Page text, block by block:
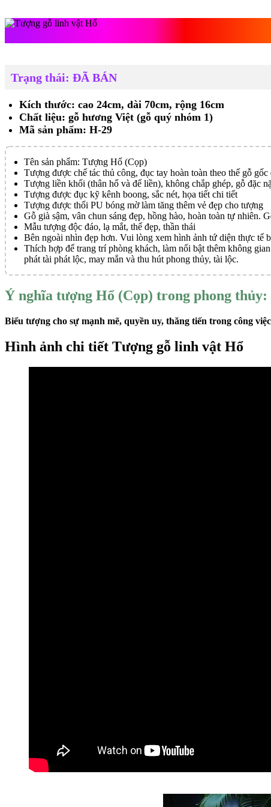
Trạng thái: ĐÃ BÁN
Kích thước: cao 24cm, dài 70cm, rộng 16cm
Chất liệu: gỗ hương Việt (gỗ quý nhóm 1)
Mã sản phẩm: H-29
Tên sản phẩm: Tượng Hổ (Cọp)
Tượng được chế tác thủ công, đục tay hoàn toàn theo thế gỗ gốc
Tượng liền khối (thân hổ và đế liền), không chắp ghép, gỗ đặc
Tượng được đục kỹ kênh boong, sắc nét, họa tiết chi tiết
Tượng được thổi PU bóng mờ làm tăng thêm vẻ đẹp cho tượng
Gỗ già sậm, vân chun sáng đẹp, hồng hào, hoàn toàn tự nhiên.
Mẫu tượng độc đáo, lạ mắt, thế đẹp, thần thái
Bên ngoài nhìn đẹp hơn. Vui lòng xem hình ảnh tứ diện thực tế
Thích hợp để trang trí phòng khách, làm nổi bật thêm không
phát tài phát lộc, may mắn và thu hút phong thủy, tài lộc.
Ý nghĩa tượng Hổ (Cọp) trong phong thủy:
Biểu tượng cho sự mạnh mẽ, quyền uy, thăng tiến trong công
Hình ảnh chi tiết Tượng gỗ linh vật Hổ